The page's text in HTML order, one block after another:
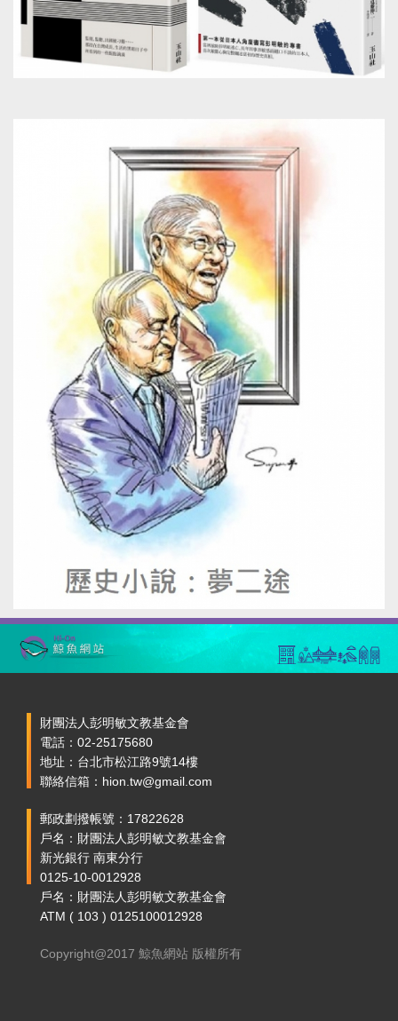
財團法人彭明敏文教基金會
電話：02-25175680
地址：台北市松江路9號14樓
聯絡信箱：hion.tw@gmail.com
郵政劃撥帳號：17822628
戶名：財團法人彭明敏文教基金會
新光銀行 南東分行
0125-10-0012928
戶名：財團法人彭明敏文教基金會
ATM ( 103 ) 0125100012928
Copyright@2017 鯨魚網站 版權所有